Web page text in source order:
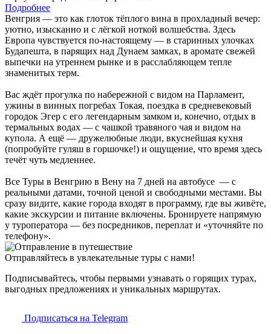
Подробнее
Венгрия — это как глоток тёплого вина в прохладный вечер:
уютно, изысканно и с лёгкой ноткой волшебства. Здесь
Европа чувствуется по-настоящему — в старинных улочках
Будапешта, в парящих над Дунаем замках, в аромате свежей
выпечки на утреннем рынке и в расслабляющем тепле
знаменитых терм.
Вас ждёт прогулка по набережной с видом на Парламент,
ужины в винных погребах Токая, поездка в средневековый
городок Эгер с его легендарным замком и, конечно, отдых в
термальных водах — с чашкой травяного чая и видом на
купола. А ещё — дружелюбные люди, вкуснейшая кухня
(попробуйте гуляш в горшочке!) и ощущение, что время здесь
течёт чуть медленнее.
Все Туры в Венгрию в Вену на 7 дней на автобусе — с
реальными датами, точной ценой и свободными местами. Вы
сразу видите, какие города входят в программу, где вы живёте,
какие экскурсии и питание включены. Бронируете напрямую
у туроператора — без посредников, переплат и «уточняйте по
телефону».
Отправляйтесь в увлекательные туры с нами!
Подписывайтесь, чтобы первыми узнавать о горящих турах,
выгодных предложениях и уникальных маршрутах.
Подписаться на Telegram